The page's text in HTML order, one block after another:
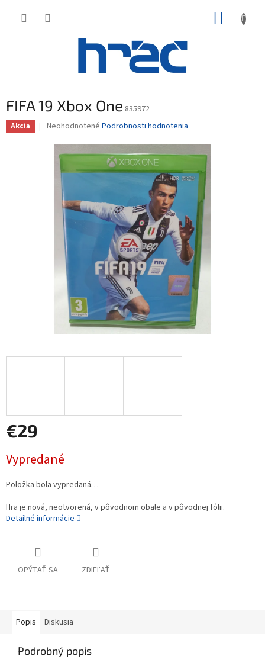
FIFA 19 Xbox One 835972
Akcia
Priemerné
produktu
hviezdičiek.
Neohodnotené Podrobnosti hodnotenia
€29
cena:
Vypredané
Položka bola vypredaná…
Hra je nová, neotvorená, v pôvodnom obale a v pôvodnej fólii.
Detailné informácie
OPÝTAŤ SA ZDIEĽAŤ
Popis Diskusia
Podrobný popis